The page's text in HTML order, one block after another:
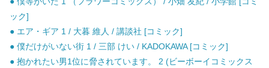
ック]
● エア・ギア 1 / 大暮 維人 / 講談社 [コミック]
● 僕だけがいない街 1 / 三部 けい / KADOKAWA [コミック]
● 抱かれたい男1位に脅されています。 2 (ビーボーイコミックス